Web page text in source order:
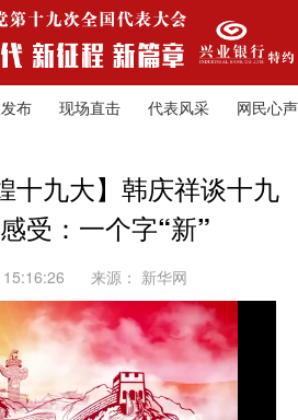
布 现场直击 代表风采 网民心声
十九大】韩庆祥谈十九
受：一个字“新”
来源： 新华网